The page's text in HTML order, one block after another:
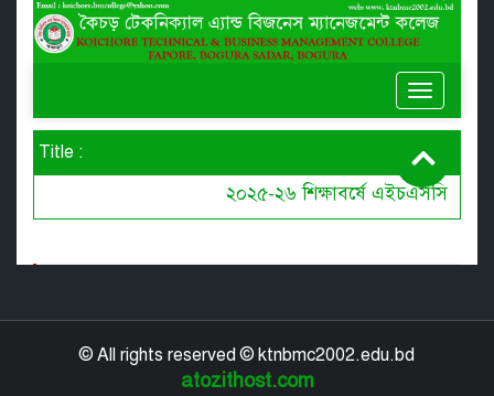
© All rights reserved © ktnbmc2002.edu.bd
atozithost.com